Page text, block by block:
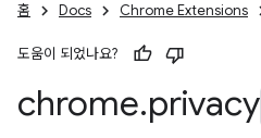
홈 Docs Chrome Extensions
도움이 되었나요?
chrome.privacy